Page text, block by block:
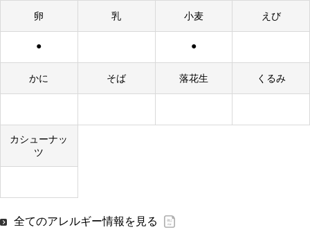
卵
●
乳 小麦
●
えび
かに そば 落花生 くるみ
カシューナッ
ツ
全てのアレルギー情報を見る